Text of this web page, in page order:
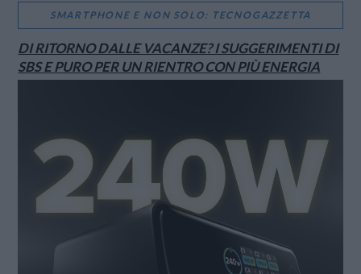
SMARTPHONE E NON SOLO: TECNOGAZZETTA
DI RITORNO DALLE VACANZE? I SUGGERIMENTI DI
SBS E PURO PER UN RIENTRO CON PIÙ ENERGIA